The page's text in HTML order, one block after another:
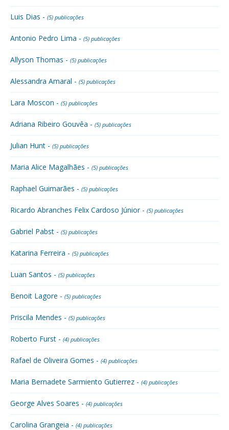
Luis Dias - (5) publicações
Antonio Pedro Lima - (5) publicações
Allyson Thomas - (5) publicações
Alessandra Amaral - (5) publicações
Lara Moscon - (5) publicações
Adriana Ribeiro Gouvêa - (5) publicações
Julian Hunt - (5) publicações
Maria Alice Magalhães - (5) publicações
Raphael Guimarães - (5) publicações
Ricardo Abranches Felix Cardoso Júnior - (5) publicações
Gabriel Pabst - (5) publicações
Katarina Ferreira - (5) publicações
Luan Santos - (5) publicações
Benoit Lagore - (5) publicações
Priscila Mendes - (5) publicações
Roberto Furst - (4) publicações
Rafael de Oliveira Gomes - (4) publicações
Maria Bernadete Sarmiento Gutierrez - (4) publicações
George Alves Soares - (4) publicações
Carolina Grangeia - (4) publicações